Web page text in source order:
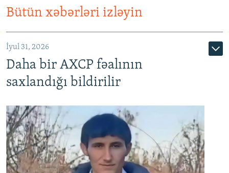
Bütün xəbərləri izləyin
İyul 31, 2026
Daha bir AXCP fəalının
saxlandığı bildirilir